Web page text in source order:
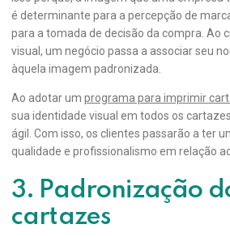
é determinante para a percepção de
para a tomada de decisão da compra. Ao
visual, um negócio passa a associar seu
àquela imagem padronizada.
Ao adotar um programa para imprimir
sua identidade visual em todos os
ágil. Com isso, os clientes passarão a ter
qualidade e profissionalismo em relação
3. Padronização
cartazes